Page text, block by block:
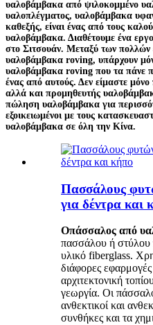
υαλοβάμβακα από ψιλοκομμένο
υαλοπλέγματος, υαλοβάμβακα
καθεξής, είναι ένας από τους
υαλοβάμβακα. Διαθέτουμε ένα
στο Σιτσουάν. Μεταξύ των πολλών
υαλοβάμβακα roving, υπάρχουν
υαλοβάμβακα roving που τα πάνε
ένας από αυτούς. Δεν είμαστε
αλλά και προμηθευτής
πώληση υαλοβάμβακα για
εξοικειωμένοι με τους
υαλοβάμβακα σε όλη την Κίνα.
Πασσάλους
για δέντρα και
Οπάσσαλος από
πασσάλου ή στύλου
υλικό fiberglass.
διάφορες
αρχιτεκτονική
γεωργία. Οι
ανθεκτικοί και
συνθήκες και τα